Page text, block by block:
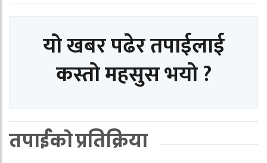
यो खबर पढेर तपाईलाई
कस्तो महसुस भयो ?
तपाईको प्रतिक्रिया